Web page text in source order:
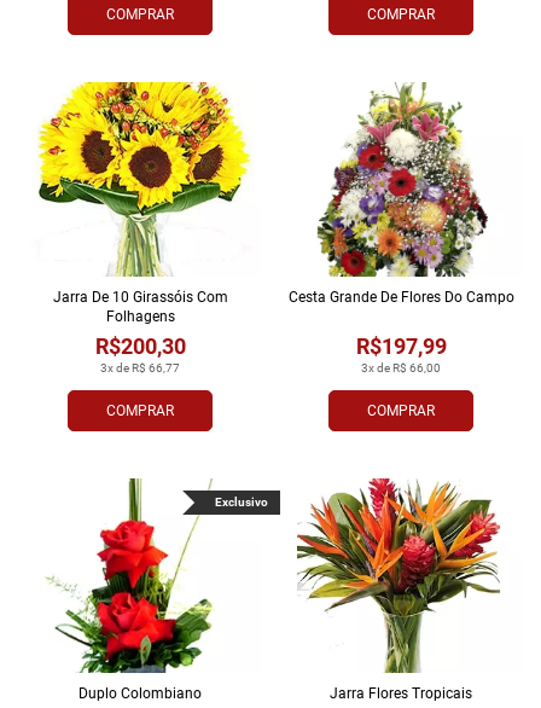
COMPRAR COMPRAR
COMPRAR
3x de R$ 66,77
R$200,30
Jarra De 10 Girassóis Com
Folhagens
COMPRAR
3x de R$ 66,00
R$197,99
Cesta Grande De Flores Do Campo
Duplo Colombiano
Exclusivo
Jarra Flores Tropi­cais